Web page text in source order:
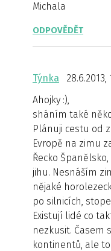
Michala
ODPOVĚDĚT
Týnka
28.6.2013,
Ahojky :),
sháním také
Plánuji cestu od
Evropě na zimu
Řecko
jihu. Nesnáším
nějaké
po silnicích,
Existují lidé co
nezkusit. Časem
kontinentů, ale